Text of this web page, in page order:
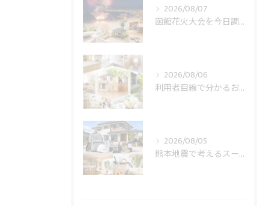
2026/08/07
函館花火大会を今日調べる前に見る開催日と順延
2026/08/06
利用者目線で分かるおうち工房たぐちの安心感
2026/08/05
熊本地震で考えるスーパー休業と住まいの備え